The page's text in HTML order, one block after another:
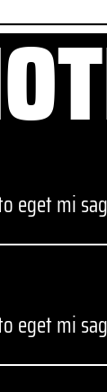
eget mi
eget mi